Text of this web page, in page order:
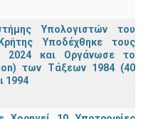
Υπολογιστών του
Υποδέχθηκε τους
2024 και Οργάνωσε το
των Τάξεων 1984 (40
1994